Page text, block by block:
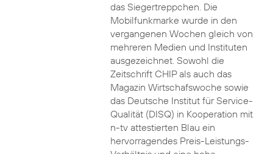
das Siegertreppchen. Die
Mobilfunkmarke wurde in den
vergangenen Wochen gleich von
mehreren Medien und Instituten
ausgezeichnet. Sowohl die
Zeitschrift CHIP als auch das
Magazin Wirtschafswoche sowie
das Deutsche Institut für Service-
Qualität (DISQ) in Kooperation mit
n-tv attestierten Blau ein
hervorragendes Preis-Leistungs-